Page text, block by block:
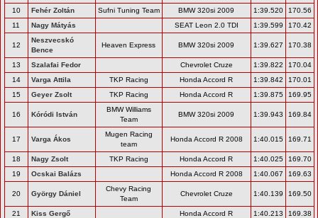
10
Fehér Zoltán Sufni Tuning Team BMW 320si 2009 1:39.520
170.56
11
Nagy Mátyás SEAT Leon 2.0 TDI 1:39.599 170.42
12
Neszvecskó
Bence
Heaven Express BMW 320si 2009 1:39.627 170.38
13 Szalafai Fedor Chevrolet Cruze 1:39.822
170.04
14
Varga Attila TKP Racing Honda Accord R 1:39.842
170.01
15
Geyer Zsolt TKP Racing Honda Accord R 1:39.875 169.95
16 Kóródi István
BMW Williams
Team
BMW 320si 2009 1:39.943 169.84
17 Varga Ákos
Mugen Racing
team
Honda Accord R 2008 1:40.015 169.71
18 Nagy Zsolt TKP Racing Honda Accord R 1:40.025
169.70
19
Ocskai Balázs Honda Accord R 2008 1:40.067 169.63
20 György Dániel
Chevy Racing
Team
Chevrolet Cruze 1:40.139 169.50
21 Kiss Gergő Honda Accord R 1:40.213 169.38